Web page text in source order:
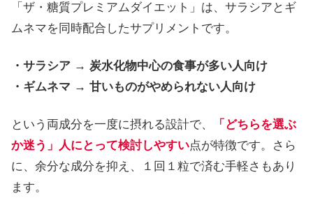
「ザ・糖質プレミアムダイエット」は、サラシアとギ
ムネマを同時配合したサプリメントです。
・サラシア → 炭水化物中心の食事が多い人向け
・ギムネマ → 甘いものがやめられない人向け
という両成分を一度に摂れる設計で、
「どちらを選ぶ
か迷う」人にとって検討しやすい点が特徴です。さら
に、余分な成分を抑え、１回１粒で済む手軽さもあり
ます。